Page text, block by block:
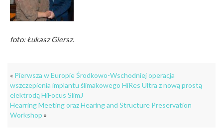
foto: Łukasz Giersz.
« Pierwsza w Europie Środkowo-Wschodniej operacja
wszczepienia implantu ślimakowego HiRes Ultra z nową prostą
elektrodą HiFocus SlimJ
Hearring Meeting oraz Hearing and Structure Preservation
Workshop »